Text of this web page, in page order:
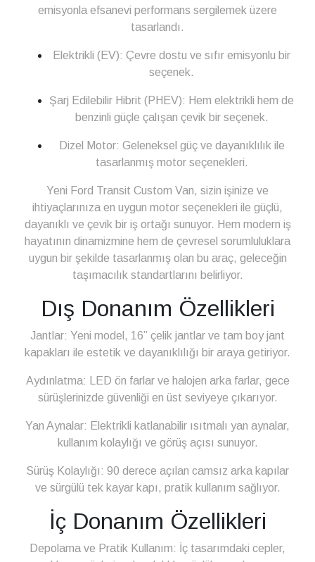
emisyonla efsanevi performans sergilemek üzere
tasarlandı.
Elektrikli (EV): Çevre dostu ve sıfır emisyonlu bir
seçenek.
Şarj Edilebilir Hibrit (PHEV): Hem elektrikli hem de
benzinli güçle çalışan çevik bir seçenek.
Dizel Motor: Geleneksel güç ve dayanıklılık ile
tasarlanmış motor seçenekleri.
Yeni Ford Transit Custom Van, sizin işinize ve
ihtiyaçlarınıza en uygun motor seçenekleri ile güçlü,
dayanıklı ve çevik bir iş ortağı sunuyor. Hem modern iş
hayatının dinamizmine hem de çevresel sorumluluklara
uygun bir şekilde tasarlanmış olan bu araç, geleceğin
taşımacılık standartlarını belirliyor.
Dış Donanım Özellikleri
Jantlar: Yeni model, 16” çelik jantlar ve tam boy jant
kapakları ile estetik ve dayanıklılığı bir araya getiriyor.
Aydınlatma: LED ön farlar ve halojen arka farlar, gece
sürüşlerinizde güvenliği en üst seviyeye çıkarıyor.
Yan Aynalar: Elektrikli katlanabilir ısıtmalı yan aynalar,
kullanım kolaylığı ve görüş açısı sunuyor.
Sürüş Kolaylığı: 90 derece açılan camsız arka kapılar
ve sürgülü tek kayar kapı, pratik kullanım sağlıyor.
İç Donanım Özellikleri
Depolama ve Pratik Kullanım: İç tasarımdaki cepler,